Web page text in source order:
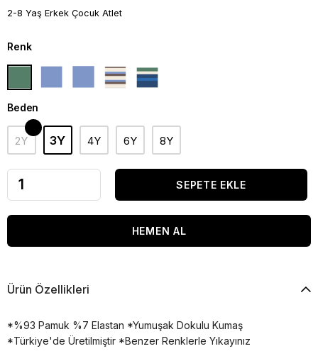
2-8 Yaş Erkek Çocuk Atlet
Renk
Beden
2Y 3Y 4Y 6Y 8Y
Ürün Özellikleri
*%93 Pamuk %7 Elastan *Yumuşak Dokulu Kumaş
*Türkiye'de Üretilmiştir *Benzer Renklerle Yıkayınız